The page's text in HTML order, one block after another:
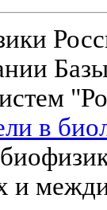
в
и